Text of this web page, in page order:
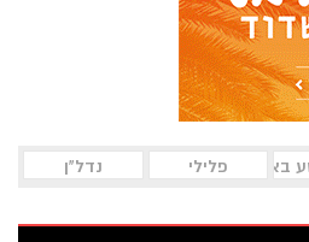
באשדודפלילי נדל"ן